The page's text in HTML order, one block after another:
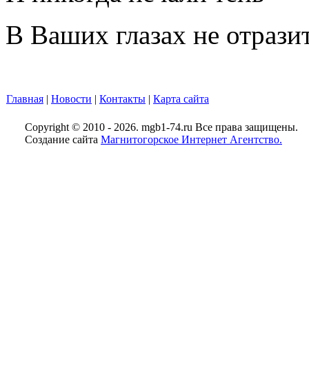
В Ваших глазах не
Главная | Новости | Контакты | Карта сайта
Copyright © 2010 - 2026. mgb1-74.ru Все права защищены.
Создание сайта Магнитогорское Интернет Агентство.